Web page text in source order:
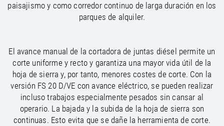
paisajismo y como corredor continuo de larga duración en los
parques de alquiler.
El avance manual de la cortadora de juntas diésel permite un
corte uniforme y recto y garantiza una mayor vida útil de la
hoja de sierra y, por tanto, menores costes de corte. Con la
versión FS 20 D/VE con avance eléctrico, se pueden realizar
incluso trabajos especialmente pesados sin cansar al
operario. La bajada y la subida de la hoja de sierra son
continuas. Esto evita que se dañe la herramienta de corte.